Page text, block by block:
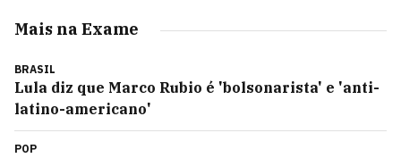
Mais na Exame
BRASIL
Lula diz que Marco Rubio é 'bolsonarista' e 'anti-
latino-americano'
POP